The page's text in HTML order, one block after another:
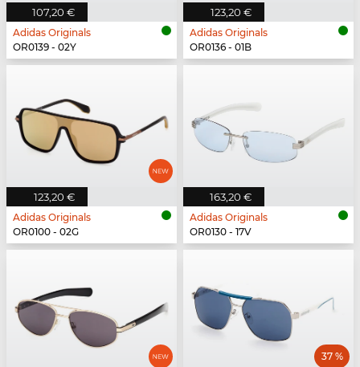
107,20 €
Adidas Originals
OR0139 - 02Y
123,20 €
Adidas Originals
OR0136 - 01B
123,20 €
Adidas Originals
OR0100 - 02G
163,20 €
Adidas Originals
OR0130 - 17V
37 %